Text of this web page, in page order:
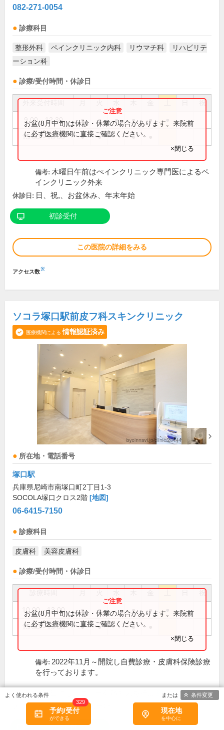
082-271-0054
診療科目
整形外科 ペインクリニック内科 リウマチ科
リハビリテ
ーション科
診療/受付時間・休診日
祝
9:00～12:30 ● ● ● ● ●
15:00～18:00 ● ● ●
お盆(8月中旬)は休診・休業の場合があります。来院前
に必ず医療機関に直接ご確認ください。
×閉じる
備考: 木曜日午前はぺインクリニック専門医によるペ
インクリニック外来
休診日: 日、祝,、お盆休み、年末年始
初診受付
この医院の詳細をみる
アクセス数※
ソコラ塚口駅前皮フ科スキンクリニック
医療機関による 情報認証済み
所在地・電話番号
塚口駅
兵庫県尼崎市南塚口町2丁目1-3
SOCOLA塚口クロス2階 [地図]
06-6415-7150
診療科目
皮膚科 美容皮膚科
診療/受付時間・休診日
祝
10:00～13:00 ● ● ● ●
15:30～19:00 ● ● ●
お盆(8月中旬)は休診・休業の場合があります。来院前
に必ず医療機関に直接ご確認ください。
×閉じる
備考: 2022年11月～開院し自費診療・皮膚科保険診療
を行っております。
土曜日には、コロナ発熱外来を行...( 続きを読む)
休診日: 水、日、祝、年末年始
初診受付
予約/受付
329
現在地
条件変更